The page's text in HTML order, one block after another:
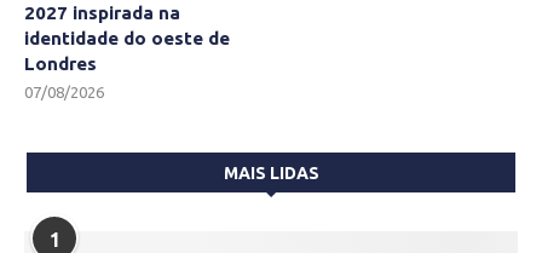
2027 inspirada na
identidade do oeste de
Londres
07/08/2026
MAIS LIDAS
1